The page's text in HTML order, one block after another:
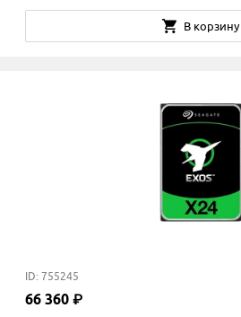
В корзину
ID: 755245
66 360 ₽